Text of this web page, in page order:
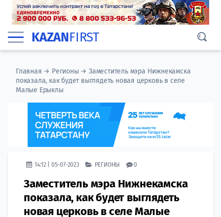
KAZANFIRST
Главная → Регионы →Заместитель мэра Нижнекамска
показала, как будет выглядеть новая церковь в селе
Малые Ерыклы
14:12 | 05-07-2023 РЕГИОНЫ 0
Заместитель мэра Нижнекамска
показала, как будет выглядеть
новая церковь в селе Малые